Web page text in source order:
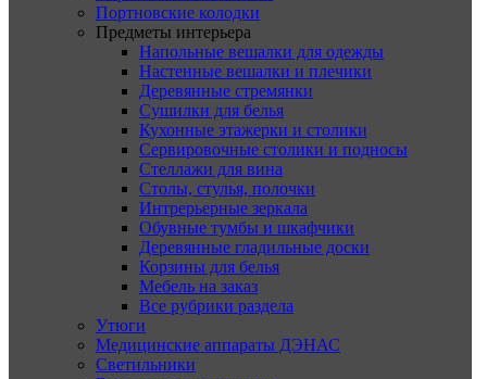
Портновские колодки
Предметы интерьера
Напольные вешалки для одежды
Настенные вешалки и плечики
Деревянные стремянки
Сушилки для белья
Кухонные этажерки и столики
Сервировочные столики и подносы
Стеллажи для вина
Столы, стулья, полочки
Интрерьерные зеркала
Обувные тумбы и шкафчики
Деревянные гладильные доски
Корзины для белья
Мебель на заказ
Все рубрики раздела
Утюги
Медицинские аппараты ДЭНАС
Светильники